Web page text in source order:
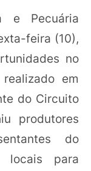
e Pecuária
feira (10),
no
em
do Circuito
produtores
do
locais para